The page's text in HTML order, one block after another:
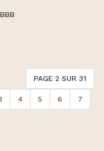
PAGE 2 SUR 31
4 5 6 7